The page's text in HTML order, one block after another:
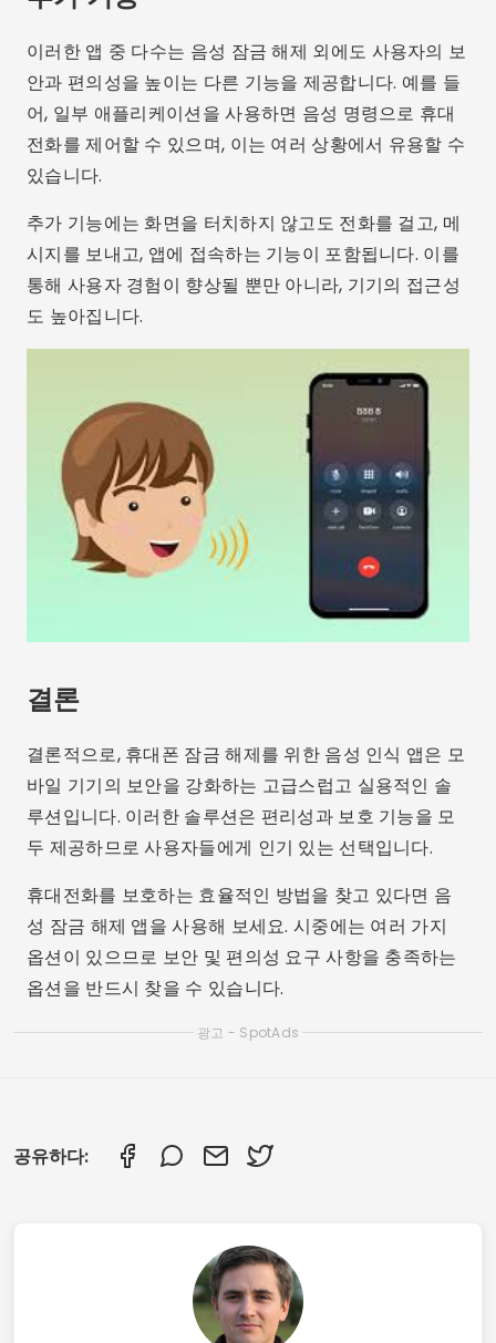
이러한 앱 중 다수는 음성 잠금 해제 외에도 사용자의 보
안과 편의성을 높이는 다른 기능을 제공합니다. 예를 들
어, 일부 애플리케이션을 사용하면 음성 명령으로 휴대
전화를 제어할 수 있으며, 이는 여러 상황에서 유용할 수
있습니다.
추가 기능에는 화면을 터치하지 않고도 전화를 걸고, 메
시지를 보내고, 앱에 접속하는 기능이 포함됩니다. 이를
통해 사용자 경험이 향상될 뿐만 아니라, 기기의 접근성
도 높아집니다.
결론
결론적으로, 휴대폰 잠금 해제를 위한 음성 인식 앱은 모
바일 기기의 보안을 강화하는 고급스럽고 실용적인 솔
루션입니다. 이러한 솔루션은 편리성과 보호 기능을 모
두 제공하므로 사용자들에게 인기 있는 선택입니다.
휴대전화를 보호하는 효율적인 방법을 찾고 있다면 음
성 잠금 해제 앱을 사용해 보세요. 시중에는 여러 가지
옵션이 있으므로 보안 및 편의성 요구 사항을 충족하는
옵션을 반드시 찾을 수 있습니다.
광고 - SpotAds
공유하다: